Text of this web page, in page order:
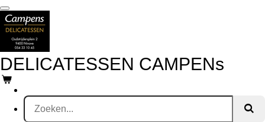
Ga
direct
naar
de
hoofdinhoud
DELICATESSEN CAMPENs